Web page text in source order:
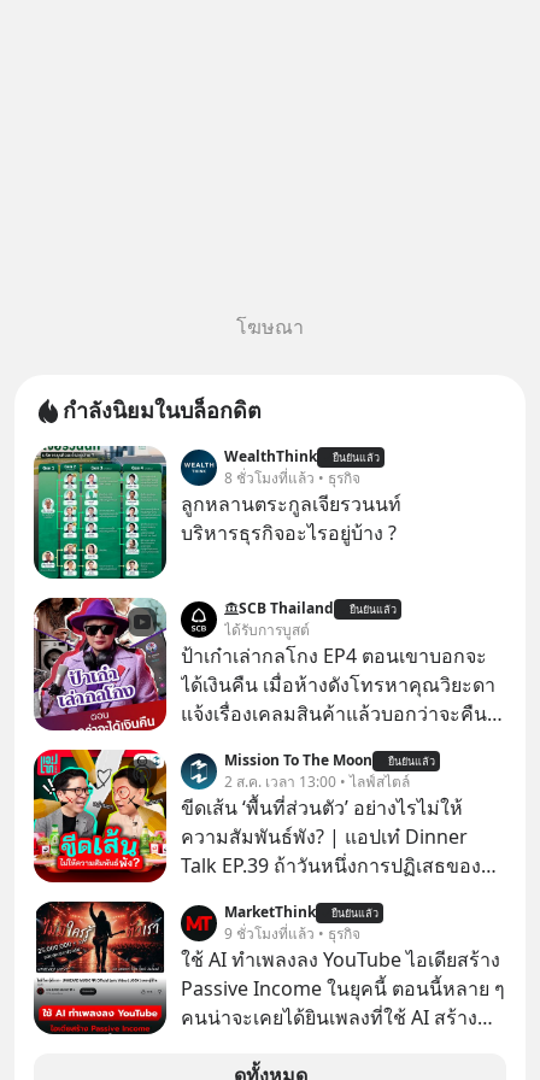
โฆษณา
กำลังนิยมในบล็อกดิต
WealthThink ยืนยันแล้ว
8 ชั่วโมงที่แล้ว • ธุรกิจ
ลูกหลานตระกูลเจียรวนนท์
บริหารธุรกิจอะไรอยู่บ้าง ?
SCB Thailand ยืนยันแล้ว
ได้รับการบูสต์
ป้าเก๋าเล่ากลโกง EP4 ตอนเขาบอกจะ
ได้เงินคืน เมื่อห้างดังโทรหาคุณวิยะดา
แจ้งเรื่องเคลมสินค้าแล้วบอกว่าจะคืน
เรื่องจ้อจี้ หาคำตอบได้ที่ “ป้าเก๋าเล่ากล
โกง” EP4 ตอน “เขาบอกว่าจะได้เงิน
คืน” #ป้าเก๋าเล่ากลโกง #แก้เกมกลโกง
#อยู่อย่างยั่งยืน #Cybersecurity #เตือน
Mission To The Moon ยืนยันแล้ว
2 ส.ค. เวลา 13:00 • ไลฟ์สไตล์
ขีดเส้น ‘พื้นที่ส่วนตัว’ อย่างไรไม่ให้
ความสัมพันธ์พัง? | แอปเท๋ Dinner
Talk EP.39 ถ้าวันหนึ่งการปฏิเสธของ
ตั้งกำแพงใส่และมองว่าเราเห็นแก่ตัวทั้ง
ที่เราเองก็ไม่เคยปฏิเสธใครอย่างนี้มา
ก่อน แต่พอตั้งใจจะ ‘สร้างขอบเขต’ เพื่อ
ตัวเองดูสักครั้ง กลับทำให้เกิดรอยร้าว
การแอปเท๋ Dinner Talk ในวันนี้โฮสต์
MarketThink ยืนยันแล้ว
9 ชั่วโมงที่แล้ว • ธุรกิจ
ใช้ AI ทำเพลงลง YouTube ไอเดียสร้าง
Passive Income ในยุคนี้ ตอนนี้หลาย ๆ
คนน่าจะเคยได้ยินเพลงที่ใช้ AI สร้าง